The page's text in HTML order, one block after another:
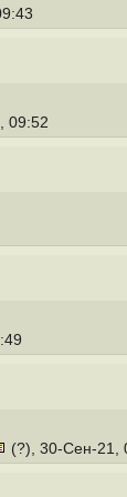
09:52
(?), 30-Сен-21,